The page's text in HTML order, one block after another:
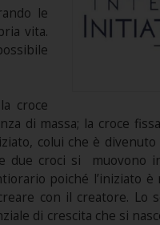
le
vita.
croce
di massa; la croce
colui che è
croci si muovono
poiché l’iniziato
con il creatore. Lo
di crescita che si